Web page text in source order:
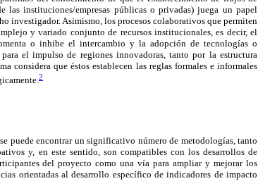
instituciones/empresas públicas o privadas) juega un papel
investigador. Asimismo, los procesos colaborativos que permiten
y variado conjunto de recursos institucionales, es decir, el
o inhibe el intercambio y la adopción de tecnologías o
el impulso de regiones innovadoras, tanto por la estructura
considera que éstos establecen las reglas formales e informales
2
puede encontrar un significativo número de metodologías, tanto
y, en este sentido, son compatibles con los desarrollos de
del proyecto como una vía para ampliar y mejorar los
orientadas al desarrollo específico de indicadores de impacto